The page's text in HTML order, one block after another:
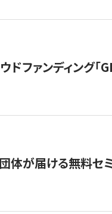
ドファンディング
体が届ける無料セ